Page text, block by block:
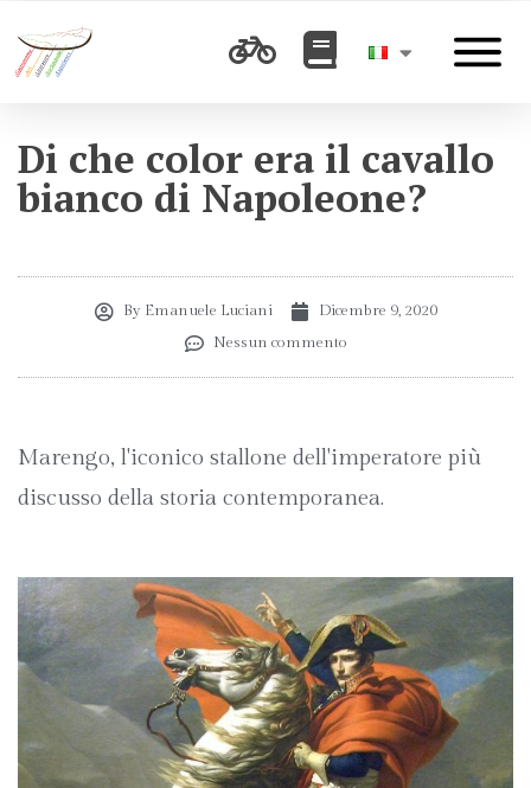
Di che color era il cavallo
bianco di Napoleone?
By Emanuele Luciani
Dicembre 9, 2020
Nessun commento
Marengo, l'iconico stallone dell'imperatore più
discusso della storia contemporanea.